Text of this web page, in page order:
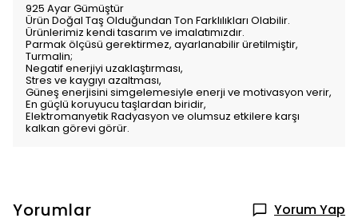
925 Ayar Gümüştür
Ürün Doğal Taş Olduğundan Ton Farklılıkları Olabilir.
Ürünlerimiz kendi tasarım ve imalatımızdır.
Parmak ölçüsü gerektirmez, ayarlanabilir üretilmiştir,
Turmalin;
Negatif enerjiyi uzaklaştırması,
Stres ve kaygıyı azaltması,
Güneş enerjisini simgelemesiyle enerji ve motivasyon verir,
En güçlü koruyucu taşlardan biridir,
Elektromanyetik Radyasyon ve olumsuz etkilere karşı
kalkan görevi görür.
Yorumlar Yorum Yap